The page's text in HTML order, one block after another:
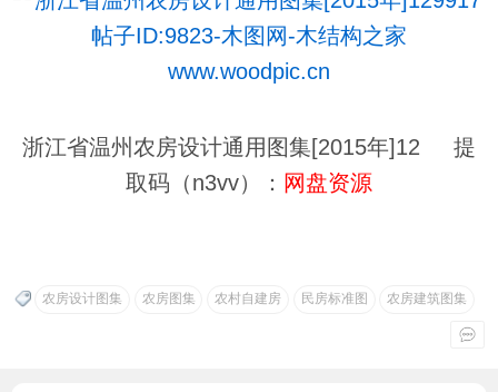
浙江省温州农房设计通用图集[2015年]12 提
取码（n3vv）： 网盘资源
农房设计图集 农房图集 农村自建房 民房标准图 农房建筑图集